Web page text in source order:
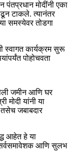
पंतप्रधान मोदींनी एका
टाकले. त्यानंतर
समस्येवर तोडगा
स्वागत कार्यक्रम सुरू
पोहोचवता
जमीन आणि घर
मोदी यांनी या
जबाबदार
आहेत हे या
सर्वसमावेशक आणि सुलभ